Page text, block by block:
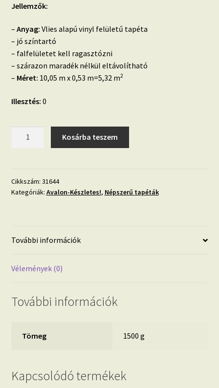
Jellemzők:
– Anyag: Vlies alapú vinyl felületű tapéta
– jó színtartó
– falfelületet kell ragasztózni
– szárazon maradék nélkül eltávolítható
– Méret: 10,05 m x 0,53 m=5,32 m2
Illesztés: 0
tapéta
mennyiség
Kosárba teszem
Cikkszám: 31644
Kategóriák: Avalon-Készletes!, Népszerű tapéták
További információk
Vélemények (0)
További információk
Tömeg 1500 g
Kapcsolódó termékek